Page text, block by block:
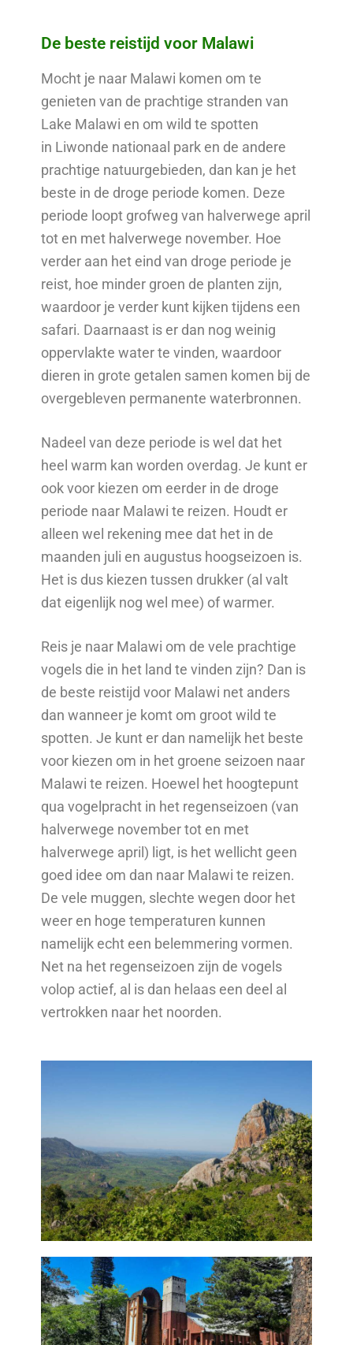
De beste reistijd voor Malawi
Mocht je naar Malawi komen om te
genieten van de prachtige stranden van
Lake Malawi en om wild te spotten
in Liwonde nationaal park en de andere
prachtige natuurgebieden, dan kan je het
beste in de droge periode komen. Deze
periode loopt grofweg van halverwege april
tot en met halverwege november. Hoe
verder aan het eind van droge periode je
reist, hoe minder groen de planten zijn,
waardoor je verder kunt kijken tijdens een
safari. Daarnaast is er dan nog weinig
oppervlakte water te vinden, waardoor
dieren in grote getalen samen komen bij de
overgebleven permanente waterbronnen.
Nadeel van deze periode is wel dat het
heel warm kan worden overdag. Je kunt er
ook voor kiezen om eerder in de droge
periode naar Malawi te reizen. Houdt er
alleen wel rekening mee dat het in de
maanden juli en augustus hoogseizoen is.
Het is dus kiezen tussen drukker (al valt
dat eigenlijk nog wel mee) of warmer.
Reis je naar Malawi om de vele prachtige
vogels die in het land te vinden zijn? Dan is
de beste reistijd voor Malawi net anders
dan wanneer je komt om groot wild te
spotten. Je kunt er dan namelijk het beste
voor kiezen om in het groene seizoen naar
Malawi te reizen. Hoewel het hoogtepunt
qua vogelpracht in het regenseizoen (van
halverwege november tot en met
halverwege april) ligt, is het wellicht geen
goed idee om dan naar Malawi te reizen.
De vele muggen, slechte wegen door het
weer en hoge temperaturen kunnen
namelijk echt een belemmering vormen.
Net na het regenseizoen zijn de vogels
volop actief, al is dan helaas een deel al
vertrokken naar het noorden.